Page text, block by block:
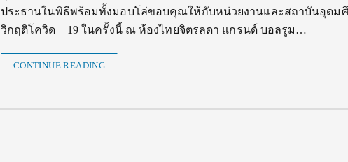
ประธานในพิธีพร้อมทั้งมอบโล่ขอบคุณให้กับหน่วยงานและสถาบันอุดม
วิกฤติโควิด – 19 ในครั้งนี้ ณ ห้องไทยจิตรลดา แกรนด์ บอลรูม…
CONTINUE READING